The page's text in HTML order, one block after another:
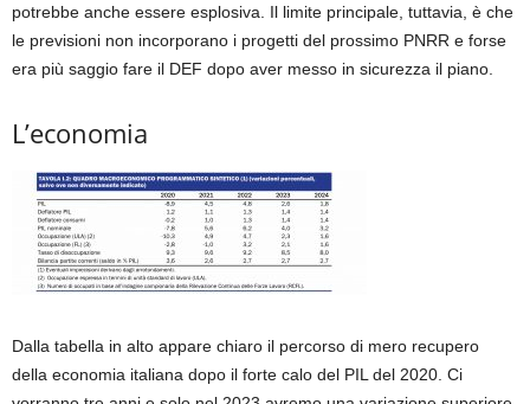
potrebbe anche essere esplosiva. Il limite principale, tuttavia, è che
le previsioni non incorporano i progetti del prossimo PNRR e forse
era più saggio fare il DEF dopo aver messo in sicurezza il piano.
L’economia
Dalla tabella in alto appare chiaro il percorso di mero recupero
della economia italiana dopo il forte calo del PIL del 2020. Ci